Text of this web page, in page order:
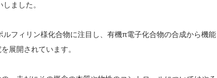
ました。
ルフィリン様化合物に注目し、有機π電子化合物の合成から機能
展開されています。